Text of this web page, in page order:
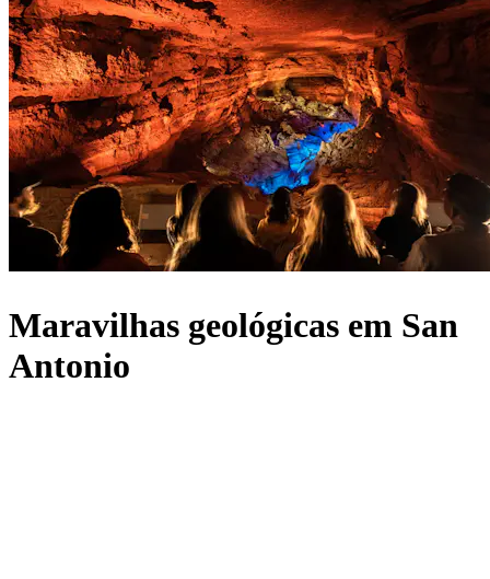
Maravilhas geológicas em San
Antonio